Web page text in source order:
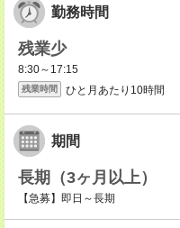
勤務時間
残業少
8:30～17:15
残業時間 ひと月あたり10時間
期間
長期（3ヶ月以上）
【急募】即日～長期